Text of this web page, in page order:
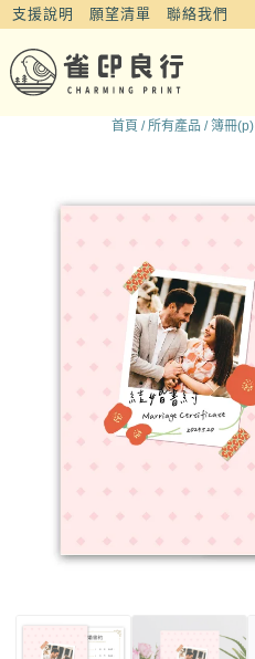
支援說明 願望清單 聯絡我們
首頁 /所有產品 /簿冊(p)